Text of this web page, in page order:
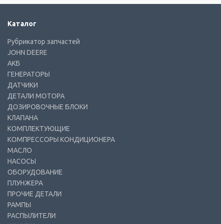
Каталог
Рубрикатор запчастей
JOHN DEERE
АКБ
ГЕНЕРАТОРЫ
ДАТЧИКИ
ДЕТАЛИ МОТОРА
ДОЗИРОВОЧНЫЕ БЛОКИ
КЛАПАНА
КОМПЛЕКТУЮЩИЕ
КОМПРЕССОРЫ КОНДИЦИОНЕРА
МАСЛО
НАСОСЫ
ОБОРУДОВАНИЕ
ПЛУНЖЕРА
ПРОЧИЕ ДЕТАЛИ
РАМПЫ
РАСПЫЛИТЕЛИ